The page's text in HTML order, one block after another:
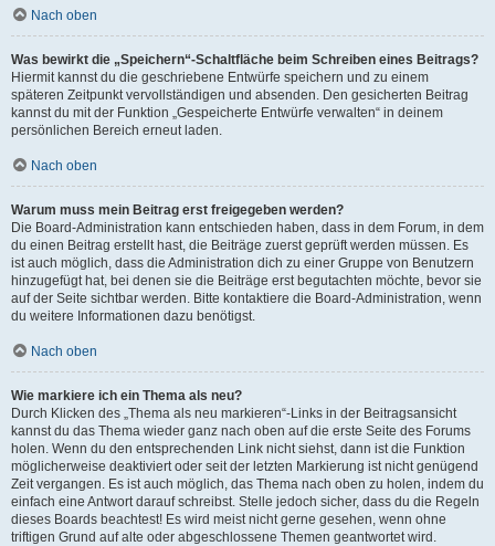
Nach oben
Was bewirkt die „Speichern“-Schaltfläche beim Schreiben eines Beitrags?
Hiermit kannst du die geschriebene Entwürfe speichern und zu einem
späteren Zeitpunkt vervollständigen und absenden. Den gesicherten Beitrag
kannst du mit der Funktion „Gespeicherte Entwürfe verwalten“ in deinem
persönlichen Bereich erneut laden.
Nach oben
Warum muss mein Beitrag erst freigegeben werden?
Die Board-Administration kann entschieden haben, dass in dem Forum, in dem
du einen Beitrag erstellt hast, die Beiträge zuerst geprüft werden müssen. Es
ist auch möglich, dass die Administration dich zu einer Gruppe von Benutzern
hinzugefügt hat, bei denen sie die Beiträge erst begutachten möchte, bevor sie
auf der Seite sichtbar werden. Bitte kontaktiere die Board-Administration, wenn
du weitere Informationen dazu benötigst.
Nach oben
Wie markiere ich ein Thema als neu?
Durch Klicken des „Thema als neu markieren“-Links in der Beitragsansicht
kannst du das Thema wieder ganz nach oben auf die erste Seite des Forums
holen. Wenn du den entsprechenden Link nicht siehst, dann ist die Funktion
möglicherweise deaktiviert oder seit der letzten Markierung ist nicht genügend
Zeit vergangen. Es ist auch möglich, das Thema nach oben zu holen, indem du
einfach eine Antwort darauf schreibst. Stelle jedoch sicher, dass du die Regeln
dieses Boards beachtest! Es wird meist nicht gerne gesehen, wenn ohne
triftigen Grund auf alte oder abgeschlossene Themen geantwortet wird.